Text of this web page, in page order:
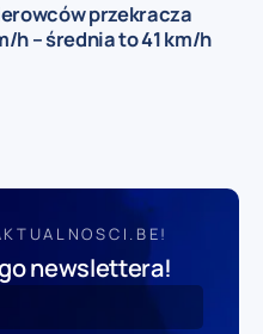
przekracza
h – średnia to 41 km/h
newslettera!